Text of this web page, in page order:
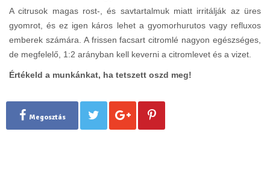
A citrusok magas rost-, és savtartalmuk miatt irritálják az üres
gyomrot, és ez igen káros lehet a gyomorhurutos vagy refluxos
emberek számára. A frissen facsart citromlé nagyon egészséges,
de megfelelő, 1:2 arányban kell keverni a citromlevet és a vizet.
Értékeld a munkánkat, ha tetszett oszd meg!
Megosztás